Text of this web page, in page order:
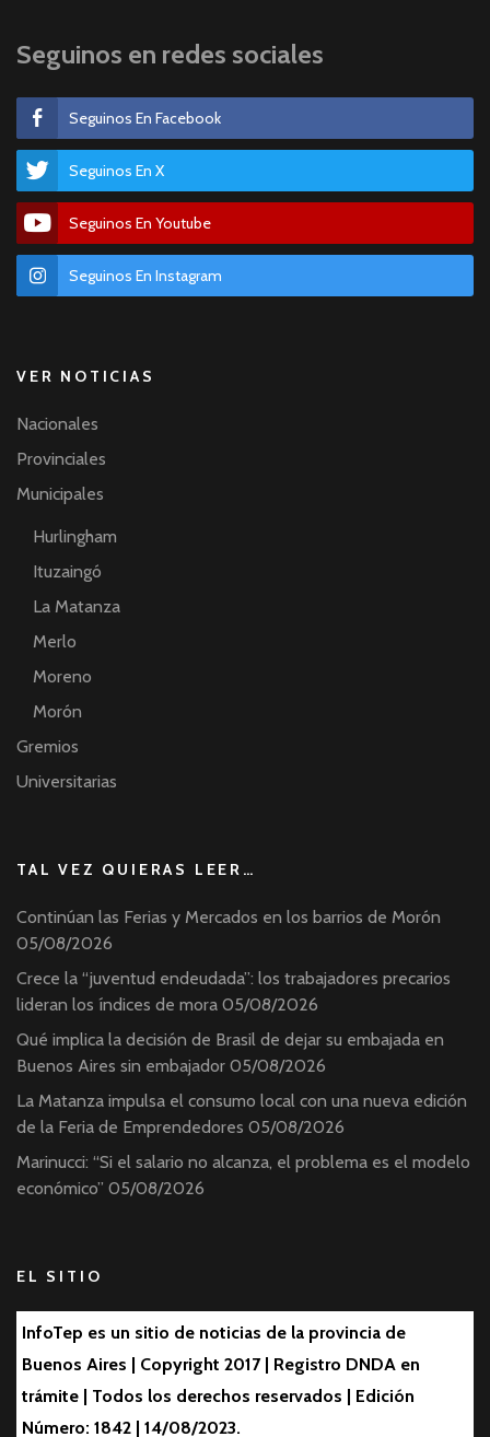
Seguinos en redes sociales
Seguinos En Facebook
Seguinos En X
Seguinos En Youtube
Seguinos En Instagram
VER NOTICIAS
Nacionales
Provinciales
Municipales
Hurlingham
Ituzaingó
La Matanza
Merlo
Moreno
Morón
Gremios
Universitarias
TAL VEZ QUIERAS LEER…
Continúan las Ferias y Mercados en los barrios de Morón
05/08/2026
Crece la “juventud endeudada”: los trabajadores precarios
lideran los índices de mora 05/08/2026
Qué implica la decisión de Brasil de dejar su embajada en
Buenos Aires sin embajador 05/08/2026
La Matanza impulsa el consumo local con una nueva edición
de la Feria de Emprendedores 05/08/2026
Marinucci: “Si el salario no alcanza, el problema es el modelo
económico” 05/08/2026
EL SITIO
InfoTep es un sitio de noticias de la provincia de
Buenos Aires | Copyright 2017 | Registro DNDA en
trámite | Todos los derechos reservados | Edición
Número: 1842 | 14/08/2023.